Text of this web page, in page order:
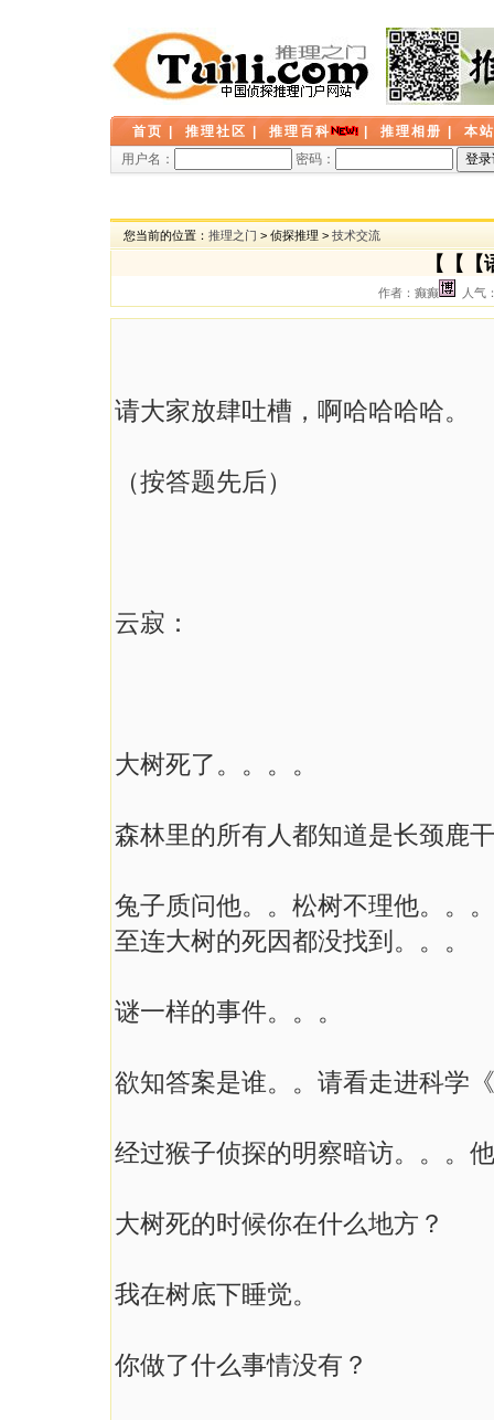
首页 推理社区 推理百科 推理相册
本
用户名：
密码：
您当前的位置： 推理之门 > 侦探推理 > 技术交流
【【
作者：癫癫 人气
请大家放肆吐槽，啊哈哈哈哈。
（按答题先后）
云寂：
大树死了。。。。
森林里的所有人都知道是长颈鹿
兔子质问他。。松树不理他。。
至连大树的死因都没找到。。。
谜一样的事件。。。
欲知答案是谁。。请看走进科学
经过猴子侦探的明察暗访。。。
大树死的时候你在什么地方？
我在树底下睡觉。
你做了什么事情没有？